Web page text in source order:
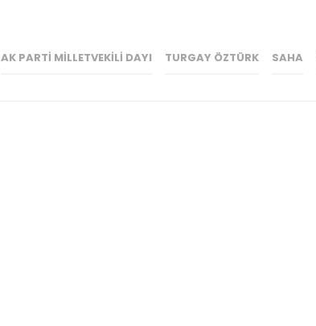
AK PARTI MILLETVEKILI DAYI TURGAY ÖZTÜRK SAHA